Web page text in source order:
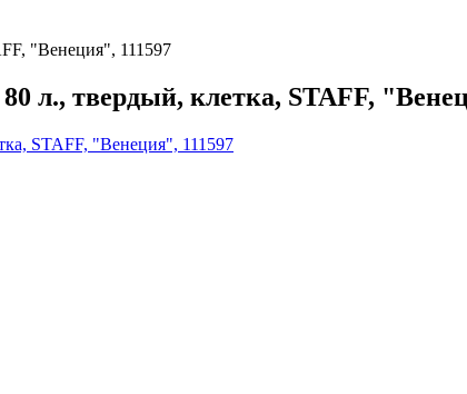
"Венеция", 111597
твердый, клетка, STAFF,